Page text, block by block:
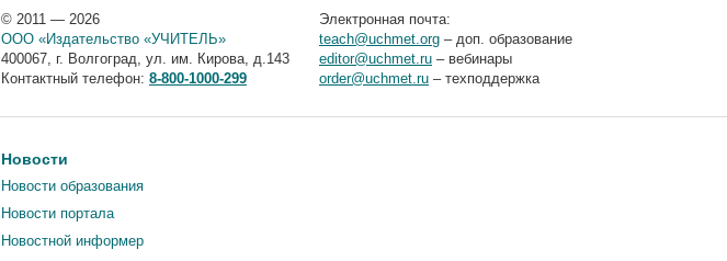
© 2011 — 2026
ООО «Издательство «УЧИТЕЛЬ»
400067, г. Волгоград, ул. им. Кирова, д.143
Контактный телефон: 8-800-1000-299
Электронная почта:
teach@uchmet.org – доп. образование
editor@uchmet.ru – вебинары
order@uchmet.ru – техподдержка
Новости
Новости образования
Новости портала
Новостной информер